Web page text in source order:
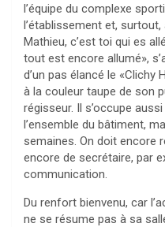
l’équipe du complexe
l’établissement et,
Mathieu, c’est toi qui es
tout est encore allumé»,
d’un pas élancé le «Clichy
à la couleur taupe de son
régisseur. Il s’occupe
l’ensemble du bâtiment,
semaines. On doit encore
encore de secrétaire, par
communication.
Du renfort bienvenu, car
ne se résume pas à sa